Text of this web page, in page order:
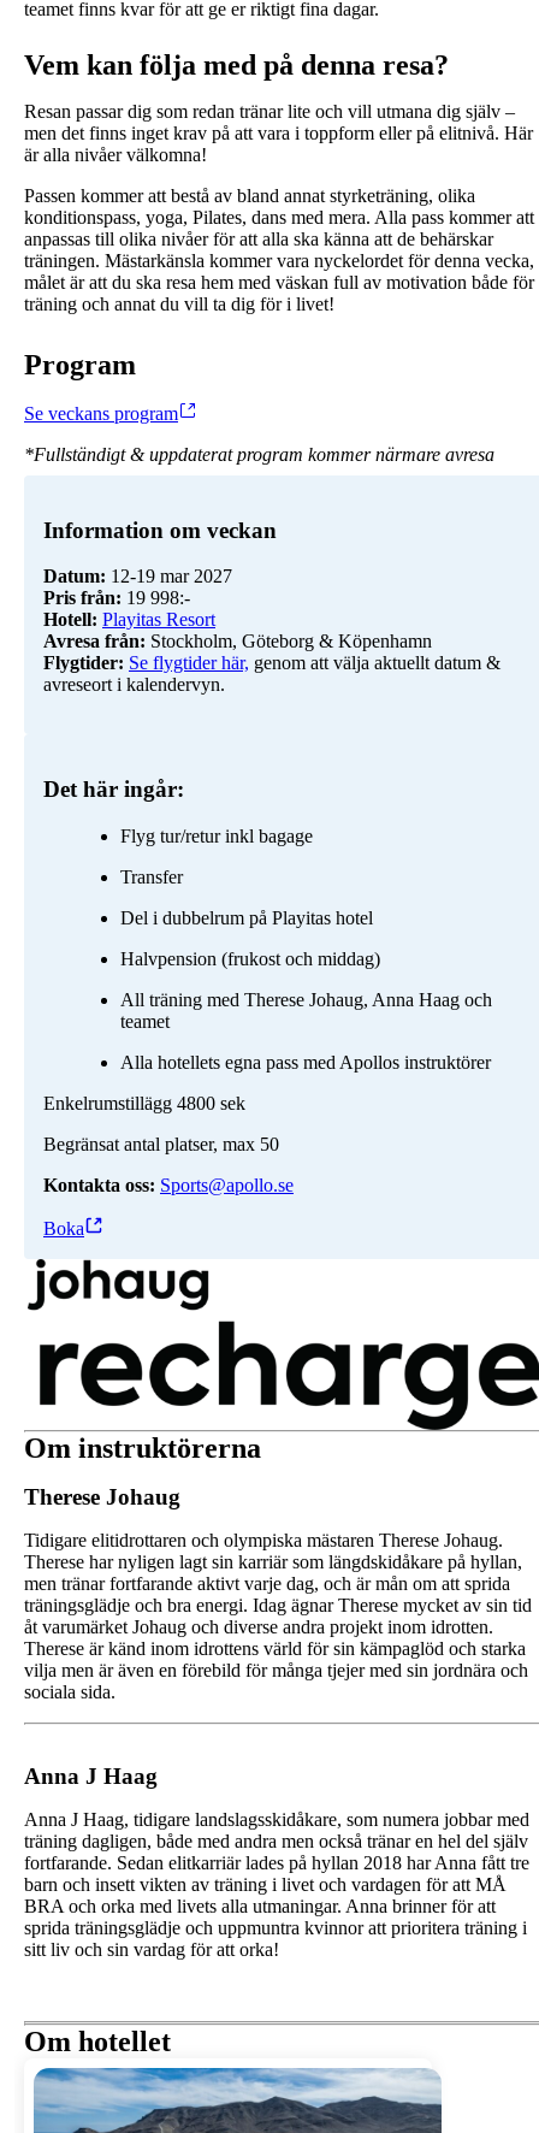
teamet finns kvar för att ge er riktigt fina dagar.
Vem kan följa med på denna resa?
Resan passar dig som redan tränar lite och vill utmana dig själv –
men det finns inget krav på att vara i toppform eller på elitnivå. Här
är alla nivåer välkomna!
Passen kommer att bestå av bland annat styrketräning, olika
konditionspass, yoga, Pilates, dans med mera. Alla pass kommer att
anpassas till olika nivåer för att alla ska känna att de behärskar
träningen. Mästarkänsla kommer vara nyckelordet för denna vecka,
målet är att du ska resa hem med väskan full av motivation både för
träning och annat du vill ta dig för i livet!
Program
Se veckans program
*Fullständigt & uppdaterat program kommer närmare avresa
Information om veckan
Datum:
Pris från:
Hotell: Playitas Resort
Avresa från:
Flygtider: Se flygtider här, genom att välja aktuellt datum &
avreseort i kalendervyn.
Det här ingår:
Flyg tur/retur inkl bagage
Transfer
Del i dubbelrum på Playitas hotel
Halvpension (frukost och middag)
All träning med Therese Johaug, Anna Haag och
teamet
Alla hotellets egna pass med Apollos instruktörer
Enkelrumstillägg 4800 sek
Begränsat antal platser, max 50
Kontakta oss: Sports@apollo.se
Boka
Om instruktörerna
Therese Johaug
Tidigare elitidrottaren och olympiska mästaren Therese Johaug.
Therese har nyligen lagt sin karriär som längdskidåkare på hyllan,
men tränar fortfarande aktivt varje dag, och är mån om att sprida
träningsglädje och bra energi. Idag ägnar Therese mycket av sin tid
åt varumärket Johaug och diverse andra projekt inom idrotten.
Therese är känd inom idrottens värld för sin kämpaglöd och starka
vilja men är även en förebild för många tjejer med sin jordnära och
sociala sida.
Anna J Haag
Anna J Haag, tidigare landslagsskidåkare, som numera jobbar med
träning dagligen, både med andra men också tränar en hel del själv
fortfarande. Sedan elitkarriär lades på hyllan 2018 har Anna fått tre
barn och insett vikten av träning i livet och vardagen för att MÅ
BRA och orka med livets alla utmaningar. Anna brinner för att
sprida träningsglädje och uppmuntra kvinnor att prioritera träning i
sitt liv och sin vardag för att orka!
Om hotellet